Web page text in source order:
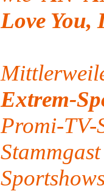
Love You,
Extrem-
Promi-